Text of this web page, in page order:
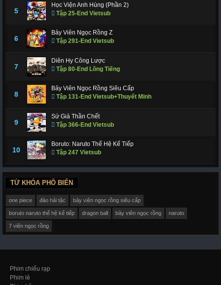
5
Học Viện Anh Hùng (Phần 2)
Tập 25-End Vietsub
6
Bảy Viên Ngọc Rồng Z
Tập 291-End Vietsub
7
Diên Hy Công Lược
Tập 80-End Lồng Tiếng
8
Bảy Viên Ngọc Rồng Siêu Cấp
Tập 131-End Vietsub+Thuyết Minh
9
Sứ Giả Thần Chết
Tập 366-End Vietsub
10
Boruto: Naruto Thế Hệ Kế Tiếp
Tập 247 Vietsub
TỪ KHÓA PHỔ BIẾN
one piece đảo hải tặc bảy viên ngọc rồng siêu cấp
boruto naruto thế hệ kế tiếp dragon ball bảy viên ngọc rồng naruto
7 viên ngọc rồng
Phim chiếu rạp
Phim lẻ